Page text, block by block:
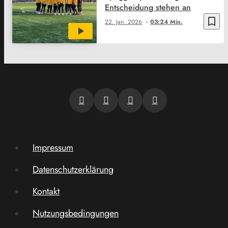
bookmark_border
22. Jan. 2026 03:24 Min.
Entscheidung stehen an
Impressum
Datenschutzerklärung
Kontakt
Nutzungsbedingungen